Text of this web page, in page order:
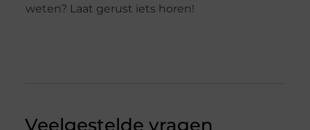
weten? Laat gerust iets horen!
Veelgestelde vragen